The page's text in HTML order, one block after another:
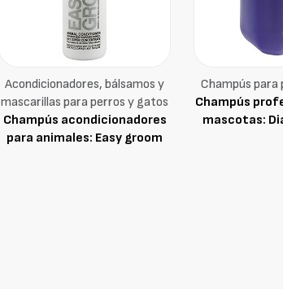
Acondicionadores, bálsamos y
mascarillas para perros y gatos
Champús acondicionadores
para animales: Easy groom
Champús
Champús
mascotas: